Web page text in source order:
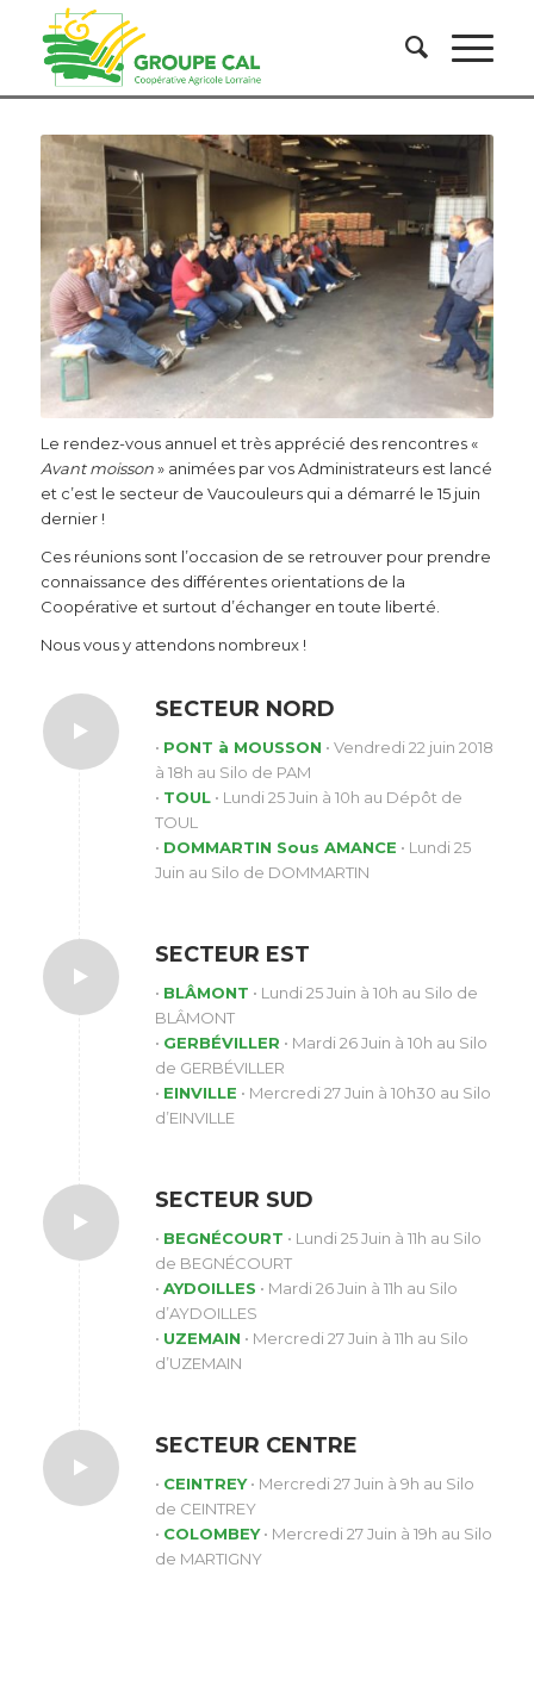
Le rendez-vous annuel et très apprécié des rencontres «
Avant moisson» animées par vos Administrateurs est lancé
et c’est le secteur de Vaucouleurs qui a démarré le 15 juin
dernier !
Ces réunions sont l’occasion de se retrouver pour prendre
connaissance des différentes orientations de la
Coopérative et surtout d’échanger en toute liberté.
Nous vous y attendons nombreux !
SECTEUR NORD
• PONT à MOUSSON • Vendredi 22 juin 2018
à 18h au Silo de PAM
• TOUL• Lundi 25 Juin à 10h au Dépôt de
TOUL
• DOMMARTIN Sous AMANCE • Lundi 25
Juin au Silo de DOMMARTIN
SECTEUR EST
• BLÂMONT • Lundi 25 Juin à 10h au Silo de
BLÂMONT
• GERBÉVILLER • Mardi 26 Juin à 10h au Silo
de GERBÉVILLER
• EINVILLE • Mercredi 27 Juin à 10h30 au Silo
d’EINVILLE
SECTEUR SUD
• BEGNÉCOURT • Lundi 25 Juin à 11h au Silo
de BEGNÉCOURT
• AYDOILLES • Mardi 26 Juin à 11h au Silo
d’AYDOILLES
• UZEMAIN • Mercredi 27 Juin à 11h au Silo
d’UZEMAIN
SECTEUR CENTRE
• CEINTREY• Mercredi 27 Juin à 9h au Silo
de CEINTREY
• COLOMBEY• Mercredi 27 Juin à 19h au Silo
de MARTIGNY